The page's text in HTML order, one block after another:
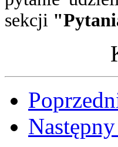
sekcji